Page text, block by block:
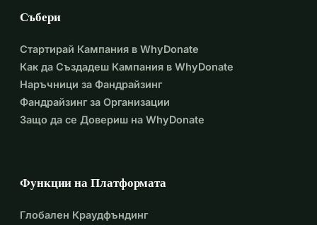
Събери
Стартирай Кампания в WhyDonate
Как да Създадеш Кампания в WhyDonate
Наръчници за Фандрайзинг
Фандрайзинг за Организации
Защо да се Довериш на WhyDonate
Функции на Платформата
Глобален Краудфъндинг